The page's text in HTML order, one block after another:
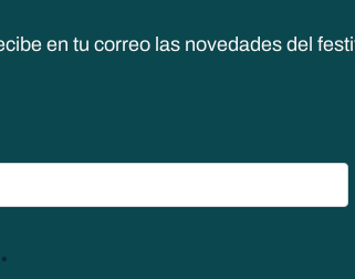
en tu correo las novedades del
*